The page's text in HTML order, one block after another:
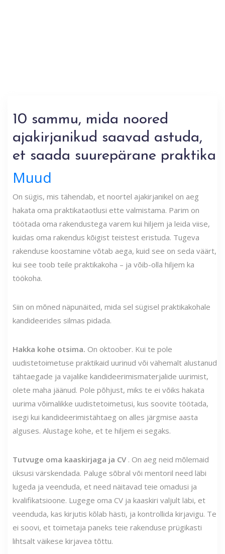
10 sammu, mida noored
ajakirjanikud saavad astuda,
et saada suurepärane praktika
Muud
On sügis, mis tähendab, et noortel ajakirjanikel on aeg
hakata oma praktikataotlusi ette valmistama. Parim on
töötada oma rakendustega varem kui hiljem ja leida viise,
kuidas oma rakendus kõigist teistest eristuda. Tugeva
rakenduse koostamine võtab aega, kuid see on seda väärt,
kui see toob teile praktikakoha – ja võib-olla hiljem ka
töökoha.
Siin on mõned näpunäited, mida sel sügisel praktikakohale
kandideerides silmas pidada.
Hakka kohe otsima. On oktoober. Kui te pole
uudistetoimetuse praktikaid uurinud või vähemalt alustanud
tähtaegade ja vajalike kandideerimismaterjalide uurimist,
olete maha jäänud. Pole põhjust, miks te ei võiks hakata
uurima võimalikke uudistetoimetusi, kus soovite töötada,
isegi kui kandideerimistähtaeg on alles järgmise aasta
alguses. Alustage kohe, et te hiljem ei segaks.
Tutvuge oma kaaskirjaga ja CV . On aeg neid mõlemaid
üksusi värskendada. Paluge sõbral või mentoril need läbi
lugeda ja veenduda, et need näitavad teie omadusi ja
kvalifikatsioone. Lugege oma CV ja kaaskiri valjult läbi, et
veenduda, kas kirjutis kõlab hästi, ja kontrollida kirjavigu. Te
ei soovi, et toimetaja paneks teie rakenduse prügikasti
lihtsalt väikese kirjavea tõttu.